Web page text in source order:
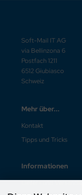
Soft-Mail IT AG
via Bellinzona 6
Postfach 1211
6512 Giubiasco
Schweiz
Mehr über...
Kontakt
Tipps und Tricks
Informationen
Liefer- und